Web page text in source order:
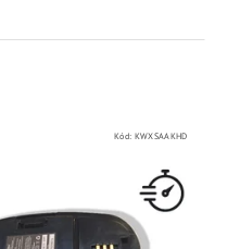
Kód: KWXSAAKHD